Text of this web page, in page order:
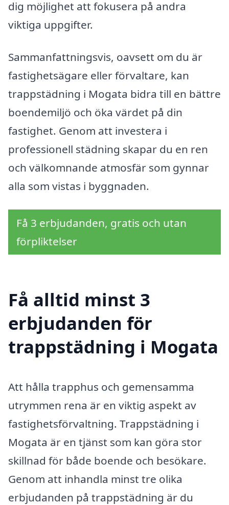
dig möjlighet att fokusera på andra
viktiga uppgifter.
Sammanfattningsvis, oavsett om du är
fastighetsägare eller förvaltare, kan
trappstädning i Mogata bidra till en bättre
boendemiljö och öka värdet på din
fastighet. Genom att investera i
professionell städning skapar du en ren
och välkomnande atmosfär som gynnar
alla som vistas i byggnaden.
Få 3 erbjudanden, gratis och utan
förpliktelser
Få alltid minst 3
erbjudanden för
trappstädning i Mogata
Att hålla trapphus och gemensamma
utrymmen rena är en viktig aspekt av
fastighetsförvaltning. Trappstädning i
Mogata är en tjänst som kan göra stor
skillnad för både boende och besökare.
Genom att inhandla minst tre olika
erbjudanden på trappstädning är du